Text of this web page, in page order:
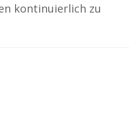
kontinuierlich zu